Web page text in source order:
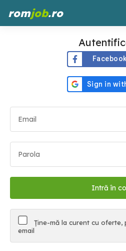
romjob.ro
Ține-mă la curent cu
email